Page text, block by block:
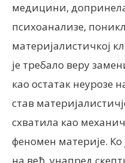
медицини,
психоанализе,
материјалистичкој
је требало веру
као остатак неурозе
став
схватила као
феномен материје.